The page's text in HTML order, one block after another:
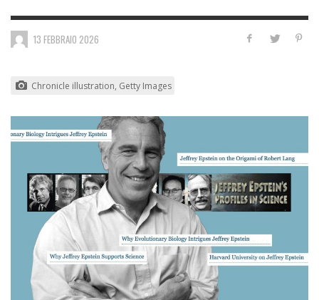
13 FEBBRAIO 2026
Chronicle illustration, Getty Images